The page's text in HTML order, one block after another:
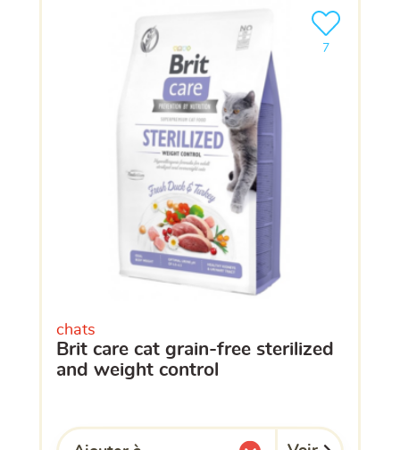
chats
brit care cat grain-free sterilized
and weight control
7
Ajouter le
clients ont